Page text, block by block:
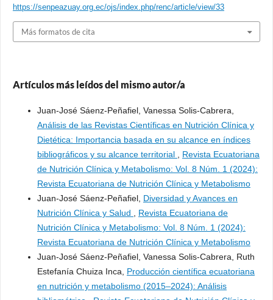
https://senpeazuay.org.ec/ojs/index.php/renc/article/view/33
Más formatos de cita
Artículos más leídos del mismo autor/a
Juan-José Sáenz-Peñafiel, Vanessa Solis-Cabrera,
Análisis de las Revistas Científicas en Nutrición Clínica y
Dietética: Importancia basada en su alcance en índices
bibliográficos y su alcance territorial , Revista Ecuatoriana
de Nutrición Clínica y Metabolismo: Vol. 8 Núm. 1 (2024):
Revista Ecuatoriana de Nutrición Clínica y Metabolismo
Juan-José Sáenz-Peñafiel, Diversidad y Avances en
Nutrición Clínica y Salud , Revista Ecuatoriana de
Nutrición Clínica y Metabolismo: Vol. 8 Núm. 1 (2024):
Revista Ecuatoriana de Nutrición Clínica y Metabolismo
Juan-José Sáenz-Peñafiel, Vanessa Solis-Cabrera, Ruth
Estefanía Chuiza Inca, Producción científica ecuatoriana
en nutrición y metabolismo (2015–2024): Análisis